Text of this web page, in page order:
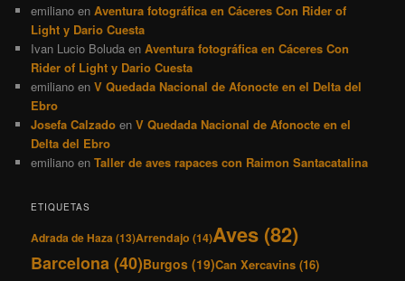
emiliano enAventura fotográfica en Cáceres Con Rider of
Light y Dario Cuesta
Ivan Lucio Boluda enAventura fotográfica en Cáceres Con
Rider of Light y Dario Cuesta
emiliano enV Quedada Nacional de Afonocte en el Delta del
Ebro
Josefa Calzado enV Quedada Nacional de Afonocte en el
Delta del Ebro
emiliano enTaller de aves rapaces con Raimon Santacatalina
ETIQUETAS
Adrada de Haza (13)Arrendajo (14)Aves (82)
Barcelona(40)Burgos (19)Can Xercavins (16)